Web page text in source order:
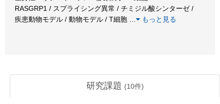
RASGRP1 / スプライシング異常 / チミジル酸シンターゼ /
疾患動物モデル / 動物モデル / T細胞
もっと見る
研究課題 (10件)